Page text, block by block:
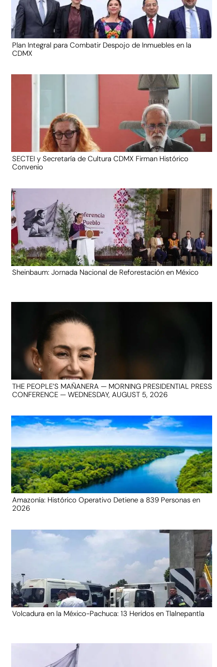
Plan Integral para Combatir Despojo de Inmuebles en la
CDMX
SECTEI y Secretaría de Cultura CDMX Firman Histórico
Convenio
Sheinbaum: Jornada Nacional de Reforestación en México
THE PEOPLE’S MAÑANERA — MORNING PRESIDENTIAL PRESS
CONFERENCE — WEDNESDAY, AUGUST 5, 2026
Amazonía: Histórico Operativo Detiene a 839 Personas en
2026
Volcadura en la México-Pachuca: 13 Heridos en Tlalnepantla